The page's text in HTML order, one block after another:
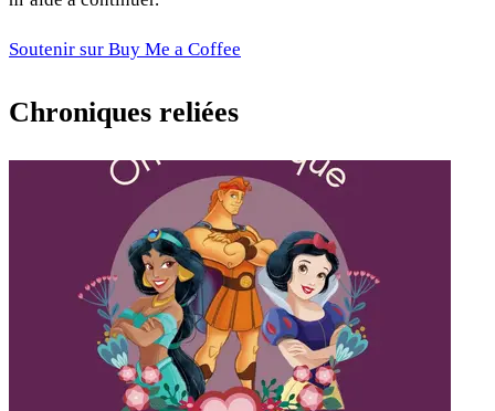
Soutenir sur Buy Me a Coffee
Chroniques reliées